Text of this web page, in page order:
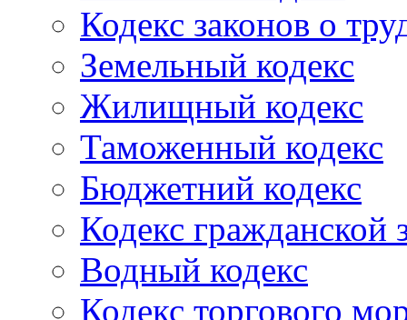
Кодекс законов о
Земельный кодекс
Жилищный кодекс
Таможенный кодекс
Бюджетний кодекс
Кодекс гражданской
Водный кодекс
Кодекс торгового